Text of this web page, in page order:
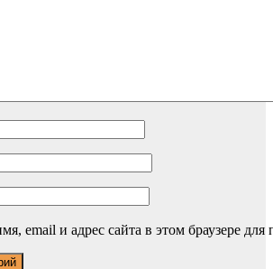
email и адрес сайта в этом браузере